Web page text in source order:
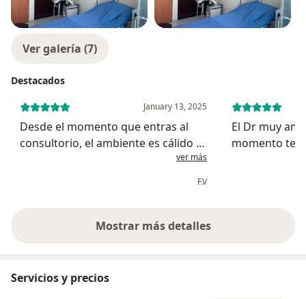
Ver galería (7)
Destacados
January 13, 2025
Desde el momento que entras al
consultorio, el ambiente es cálido y
empático. El doctor fue muy amable
ver más
F.V
El Dr muy
momento te
Mostrar más detalles
sobre la experiencia
Servicios y precios